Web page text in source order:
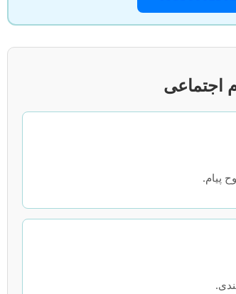
اجتماعی
پیام.